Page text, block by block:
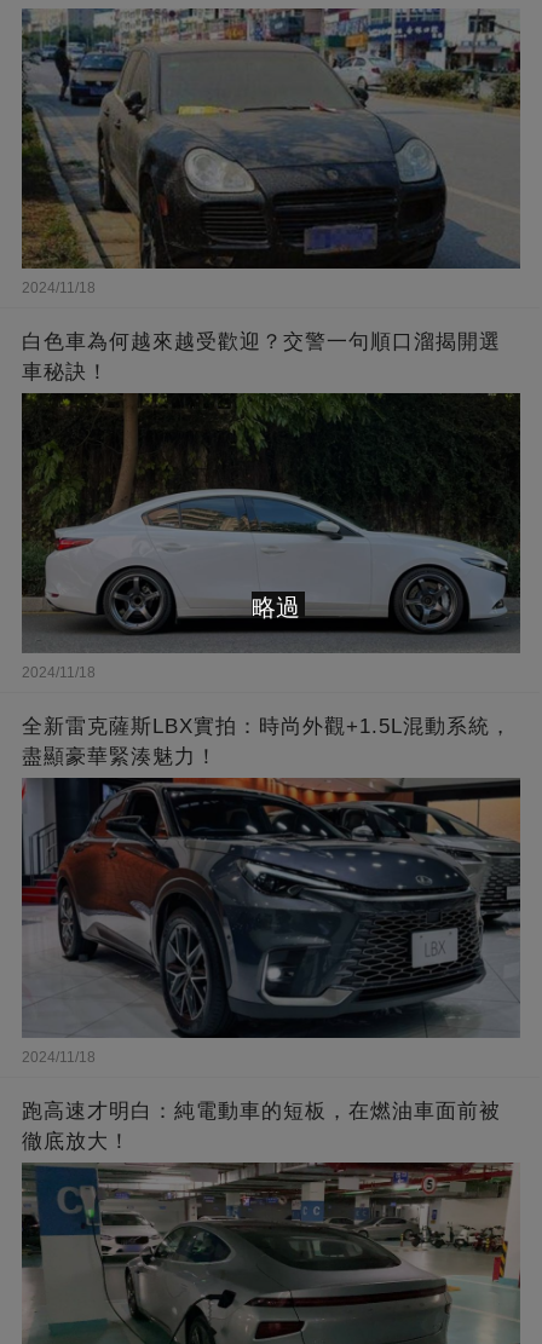
2024/11/18
白色車為何越來越受歡迎？交警一句順口溜揭開選
車秘訣！
2024/11/18
全新雷克薩斯LBX實拍：時尚外觀+1.5L混動系統，
盡顯豪華緊湊魅力！
2024/11/18
跑高速才明白：純電動車的短板，在燃油車面前被
徹底放大！
略過